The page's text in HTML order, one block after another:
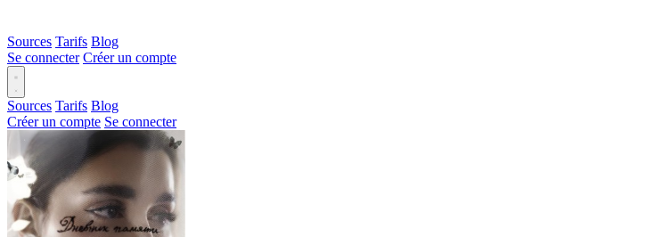
Sources Tarifs Blog
Se connecter Créer un compte
Sources Tarifs Blog
Créer un compte Se connecter